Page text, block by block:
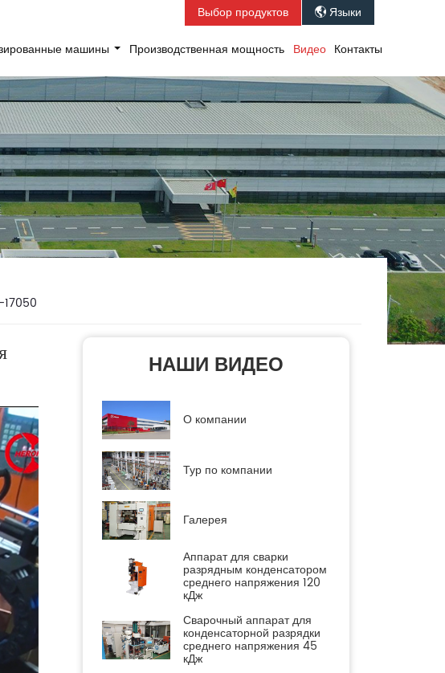
Выбор продуктов  Языки
машины Производственная мощность Видео Контакты
17050
НАШИ ВИДЕО
О компании
Тур по компании
Галерея
Аппарат для сварки
разрядным конденсатором
среднего напряжения 120
кДж
Сварочный аппарат для
конденсаторной разрядки
среднего напряжения 45
кДж